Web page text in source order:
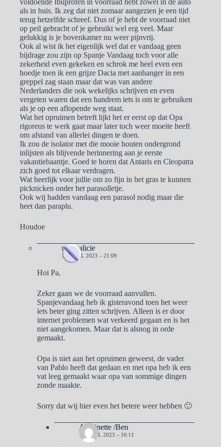
voldoende Ibuprofen in voorraad hebt zowel in de auto
als in huis. Ik zeg dat niet zomaar aangezien je een tijd
terug hetzelfde schreef. Dus of je hebt de voorraad niet
op peil gebracht of je gebruikt wel erg veel. Maar
gelukkig is je bovenkamer nu weer pijnvrij.
Ook al wist ik het eigenlijk wel dat er vandaag geen
bijdrage zou zijn op Spanje Vandaag toch voor alle
zekerheid even gekeken en schrok me heel even een
hoedje toen ik een grijze Dacia met aanhanger in een
greppel zag staan maar dat was van andere
Nederlanders die ook wekelijks schrijven en even
vergeten waren dat een handrem iets is om te gebruiken
als je op een aflopende weg staat.
Wat het opruimen betreft lijkt het er eerst op dat Opa
rigoreus te werk gaat maar later toch weer moeite heeft
om afstand van allerlei dingen te doen.
Ik zou de isolator met die mooie houten ondergrond
inlijsten als blijvende herinnering aan je eerste
vakantiebaantje. Goed te horen dat Antaris en Cleopatra
zich goed tot elkaar verdragen.
Wat heerlijk voor jullie om zo fijn in het gras te kunnen
picknicken onder het parasolletje.
Ook wij hadden vandaag een parasol nodig maar die
heet dan paraplu.
Houdoe
naargalicie
16 APRIL 2023 – 21:09
Hoi Pa,
Zeker gaan we de voorraad aanvullen.
Spanjevandaag heb ik gisteravond toen het weer
iets beter ging zitten schrijven. Alleen is er door
internet problemen wat verkeerd gegaan en is het
niet aangekomen. Maar dat is alsnog in orde
gemaakt.
Opa is niet aan het opruimen geweest, de vader
van Pablo heeft dat gedaan en met opa heb ik een
vat leeg gemaakt waar opa van sommige dingen
zonde maakte.
Sorry dat wij hier even het betere weer hebben 🙂
Antoinette /Ben
17 APRIL 2023 – 16:11